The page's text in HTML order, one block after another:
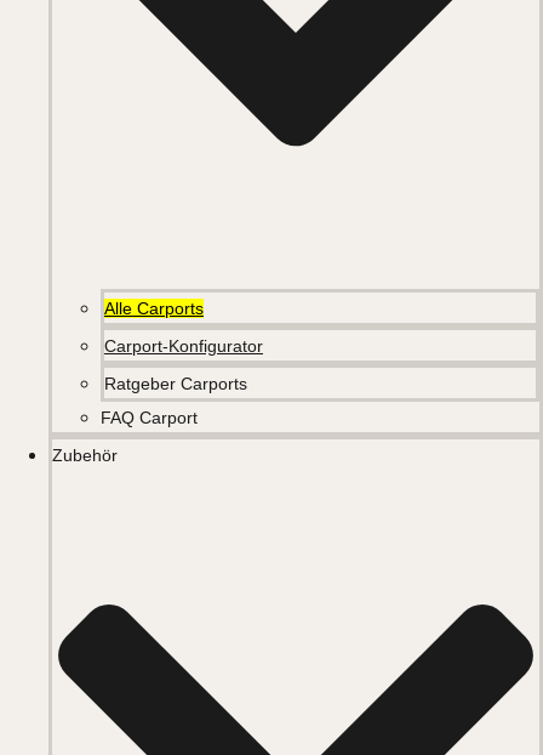
Alle Carports
Carport-Konfigurator
Ratgeber Carports
FAQ Carport
Zubehör